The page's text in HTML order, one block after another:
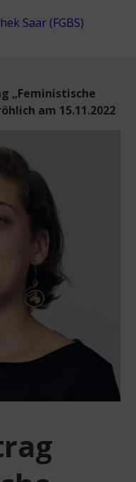
„Feministische
am 15.11.2022